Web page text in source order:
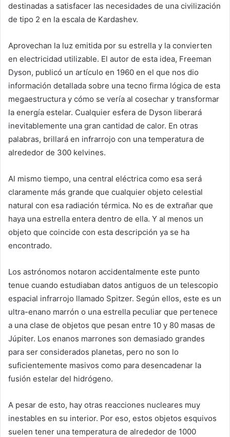
destinadas a satisfacer las necesidades de una civilización
de tipo 2 en la escala de Kardashev.
Aprovechan la luz emitida por su estrella y la convierten
en electricidad utilizable. El autor de esta idea, Freeman
Dyson, publicó un artículo en 1960 en el que nos dio
información detallada sobre una tecno firma lógica de esta
megaestructura y cómo se vería al cosechar y transformar
la energía estelar. Cualquier esfera de Dyson liberará
inevitablemente una gran cantidad de calor. En otras
palabras, brillará en infrarrojo con una temperatura de
alrededor de 300 kelvines.
Al mismo tiempo, una central eléctrica como esa será
claramente más grande que cualquier objeto celestial
natural con esa radiación térmica. No es de extrañar que
haya una estrella entera dentro de ella. Y al menos un
objeto que coincide con esta descripción ya se ha
encontrado.
Los astrónomos notaron accidentalmente este punto
tenue cuando estudiaban datos antiguos de un telescopio
espacial infrarrojo llamado Spitzer. Según ellos, este es un
ultra-enano marrón o una estrella peculiar que pertenece
a una clase de objetos que pesan entre 10 y 80 masas de
Júpiter. Los enanos marrones son demasiado grandes
para ser considerados planetas, pero no son lo
suficientemente masivos como para desencadenar la
fusión estelar del hidrógeno.
A pesar de esto, hay otras reacciones nucleares muy
inestables en su interior. Por eso, estos objetos esquivos
suelen tener una temperatura de alrededor de 1000